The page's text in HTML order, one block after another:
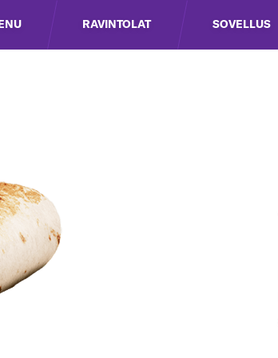
RAVINTOLAT SOVELLUS